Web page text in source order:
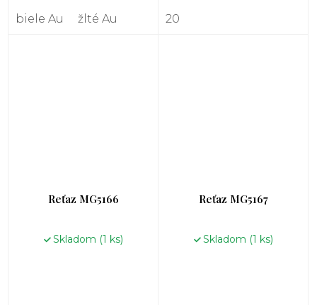
biele Au žlté Au 20
Reťaz MG5166
Skladom (1 ks)
Reťaz MG5167
Skladom (1 ks)